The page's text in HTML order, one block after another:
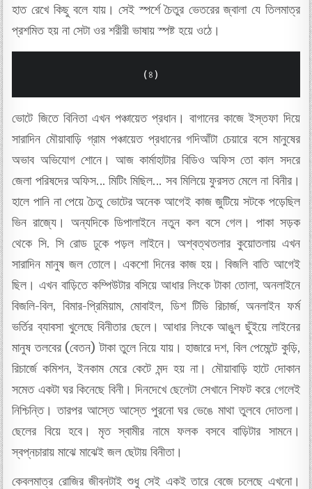
হাত রেখে কিছু বলে যায়। সেই স্পর্শে চৈতুর ভেতরের জ্বালা যে তিলমাত্র
প্রশমিত হয় না সেটা ওর শরীরী ভাষায় স্পষ্ট হয়ে ওঠে।
                  (৪)
ভোটে জিতে বিনিতা এখন পঞ্চায়েত প্রধান। বাগানের কাজে ইস্তফা দিয়ে
সারাদিন মৌয়াবাড়ি গ্রাম পঞ্চায়েত প্রধানের গদিআঁটা চেয়ারে বসে মানুষের
অভাব অভিযোগ শোনে। আজ কার্মাহাটার বিডিও অফিস তো কাল সদরে
জেলা পরিষদের অফিস… মিটিং মিছিল… সব মিলিয়ে ফুরসত মেলে না বিনীর।
হালে পানি না পেয়ে চৈতু ভোটের অনেক আগেই কাজ জুটিয়ে সটকে পড়েছিল
ভিন রাজ্যে। অন্যদিকে ডিপালাইনে নতুন কল বসে গেল। পাকা সড়ক
থেকে সি. সি রোড ঢুকে পড়ল লাইনে। অশ্বত্থতলার কুয়োতলায় এখন
সারাদিন মানুষ জল তোলে। একশো দিনের কাজ হয়। বিজলি বাতি আগেই
ছিল। এখন বাড়িতে কম্পিউটার বসিয়ে আধার লিংকে টাকা তোলা, অনলাইনে
বিজলি-বিল, বিমার-প্রিমিয়াম, মোবাইল, ডিশ টিভি রিচার্জ, অনলাইন ফর্ম
ভর্তির ব্যাবসা খুলেছে বিনীতার ছেলে। আধার লিংকে আঙুল ছুঁইয়ে লাইনের
মানুষ তলবের (বেতন) টাকা তুলে নিয়ে যায়। হাজারে দশ, বিল পেমেন্টে কুড়ি,
রিচার্জে কমিশন, ইনকাম মেরে কেটে মন্দ হয় না। মৌয়াবাড়ি হাটে দোকান
সমেত একটা ঘর কিনেছে বিনী। দিনদেখে ছেলেটা সেখানে শিফট করে গেলেই
নিশ্চিন্তি। তারপর আস্তে আস্তে পুরনো ঘর ভেঙে মাথা তুলবে দোতলা।
ছেলের বিয়ে হবে। মৃত স্বামীর নামে ফলক বসবে বাড়িটার সামনে।
স্বপ্নচারায় মাঝে মাঝেই জল ছেটায় বিনীতা।
কেবলমাত্র রোজির জীবনটাই শুধু সেই একই তারে বেজে চলেছে এখনো।